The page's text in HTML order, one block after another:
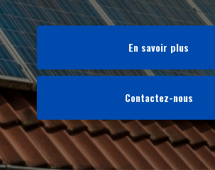
En savoir plus
Contactez-nous